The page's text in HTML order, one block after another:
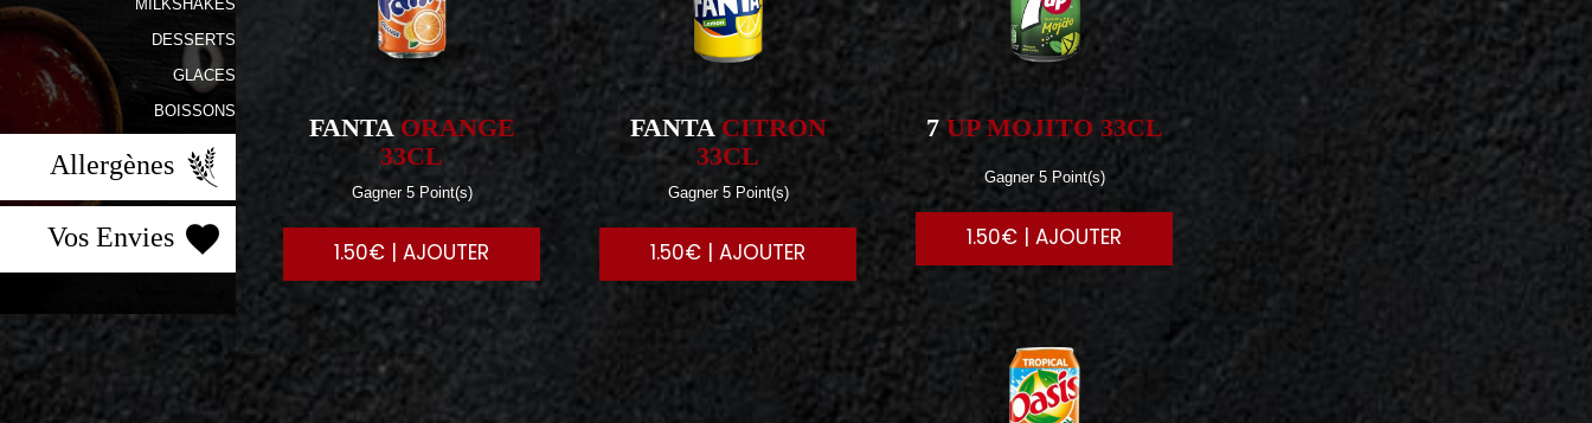
MILKSHAKES
DESSERTS
GLACES
BOISSONS
Allergènes
Vos Envies
FANTAORANGE
33CL
Gagner 5 Point(s)
1.50€ | AJOUTER
FANTACITRON
33CL
Gagner 5 Point(s)
1.50€ | AJOUTER
7UP MOJITO 33CL
Gagner 5 Point(s)
1.50€ | AJOUTER